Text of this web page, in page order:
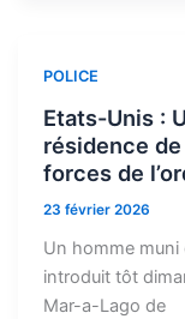
POLICE
Etats-Unis :
résidence
forces de
23 février 2026
Un homme muni
introduit tôt
Mar-a-Lago de